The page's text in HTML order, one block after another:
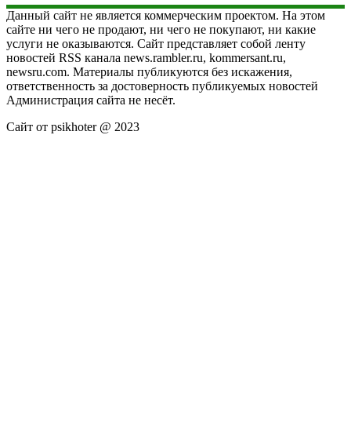
Данный сайт не является коммерческим проектом. На этом
сайте ни чего не продают, ни чего не покупают, ни какие
услуги не оказываются. Сайт представляет собой ленту
новостей RSS канала news.rambler.ru, kommersant.ru,
newsru.com. Материалы публикуются без искажения,
ответственность за достоверность публикуемых новостей
Администрация сайта не несёт.
Сайт от psikhoter @ 2023